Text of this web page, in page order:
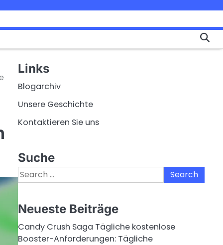
Links
Blogarchiv
Unsere Geschichte
Kontaktieren Sie uns
Suche
Search
for:
Neueste Beiträge
Candy Crush Saga Tägliche kostenlose
Booster-Anforderungen: Tägliche